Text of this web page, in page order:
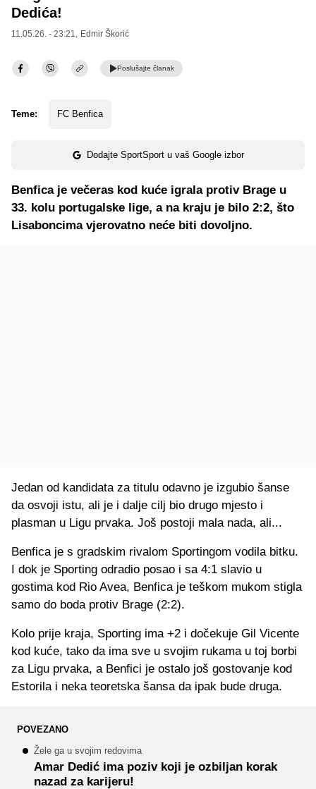
Dedića!
11.05.26. - 23:21, Edmir Škorić
Poslušajte članak
Teme: FC Benfica
Dodajte SportSport u vaš Google izbor
Benfica je večeras kod kuće igrala protiv Brage u
33. kolu portugalske lige, a na kraju je bilo 2:2, što
Lisaboncima vjerovatno neće biti dovoljno.
Jedan od kandidata za titulu odavno je izgubio šanse
da osvoji istu, ali je i dalje cilj bio drugo mjesto i
plasman u Ligu prvaka. Još postoji mala nada, ali...
Benfica je s gradskim rivalom Sportingom vodila bitku.
I dok je Sporting odradio posao i sa 4:1 slavio u
gostima kod Rio Avea, Benfica je teškom mukom stigla
samo do boda protiv Brage (2:2).
Kolo prije kraja, Sporting ima +2 i dočekuje Gil Vicente
kod kuće, tako da ima sve u svojim rukama u toj borbi
za Ligu prvaka, a Benfici je ostalo još gostovanje kod
Estorila i neka teoretska šansa da ipak bude druga.
POVEZANO
Žele ga u svojim redovima
Amar Dedić ima poziv koji je ozbiljan korak
nazad za karijeru!